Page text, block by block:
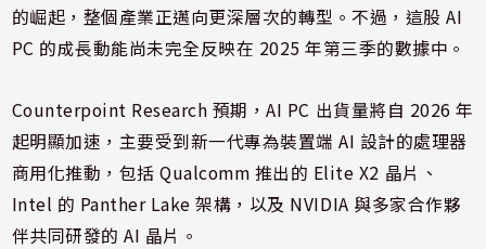
的崛起，整個產業正邁向更深層次的轉型。不過，這股 AI
PC 的成長動能尚未完全反映在 2025 年第三季的數據中。
Counterpoint Research 預期，AI PC 出貨量將自 2026 年
起明顯加速，主要受到新一代專為裝置端 AI 設計的處理器
商用化推動，包括 Qualcomm 推出的 Elite X2 晶片、
Intel 的 Panther Lake 架構，以及 NVIDIA 與多家合作夥
伴共同研發的 AI 晶片。